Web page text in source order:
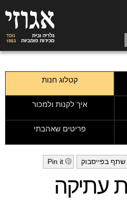
קטלוג חנות
איך לקנות ולמכור
פריטים שאהבתי
שתף בפייסבוק h
Pin it
עתיקה